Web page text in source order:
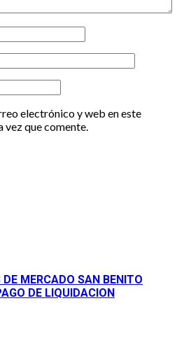
electrónico y web en este
vez que comente.
MERCADO SAN BENITO
DE LIQUIDACION